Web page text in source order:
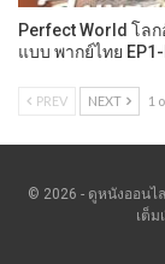
Perfect World โล
แบบ พากย์ไทย
PREV NEXT 1
© 2026 - ดูหนังออนไ
เต็ม